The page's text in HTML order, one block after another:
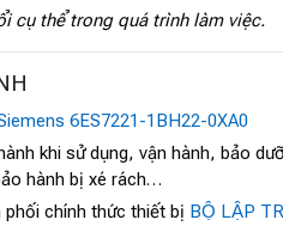
cụ thể trong quá trình làm việc.
6ES7221-1BH22-0XA0
khi sử dụng, vận hành, bảo
hành bị xé rách…
phối chính thức thiết bị BỘ LẬP